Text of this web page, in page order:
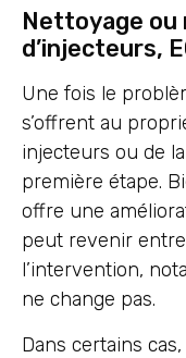
Nettoyage ou
d’injecteurs,
Une fois le
s’offrent au
injecteurs ou de
première étape.
offre une
peut revenir
l’intervention,
ne change pas.
Dans certains